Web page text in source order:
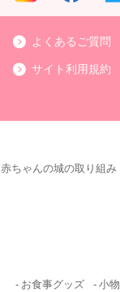
よくあるご質問
サイト利用規約
赤ちゃんの城の取り組み
お食事グッズ
小物